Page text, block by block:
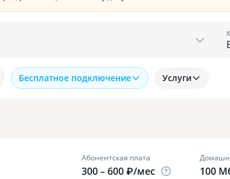
Бесплатное подключение Услуги
Абонентская плата
300 – 600 ₽/мес 100